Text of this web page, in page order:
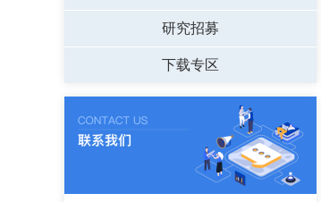
研究招募
下载专区